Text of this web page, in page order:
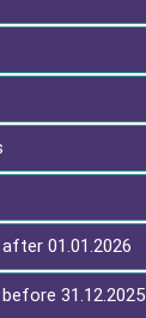
01.01.2026
31.12.2025